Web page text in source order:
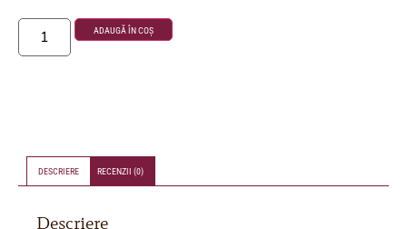
ADAUGĂ ÎN COȘ
DESCRIERE RECENZII (0)
Descriere